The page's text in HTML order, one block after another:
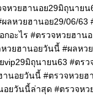
หวยฮานอย29มิถุนาย
ลหวยฮานอย29/06/
อะไร #ตรวจหวยฮาน
วยฮานอยวันนี้ #ผลห
vip29มิถุนายน63 #ตร
นอยวันนี้ #ตรวจหวย
อยวันนี้ล่าสุด #ตรวจห